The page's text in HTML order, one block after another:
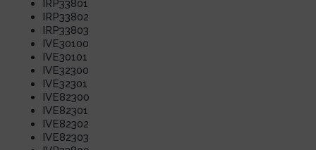
IRP33801
IRP33802
IRP33803
IVE30100
IVE30101
IVE32300
IVE32301
IVE82300
IVE82301
IVE82302
IVE82303